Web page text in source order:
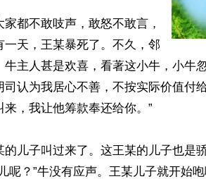
都不敢吱声，敢怒不敢言，
天，王某暴死了。不久，邻
主人甚是欢喜，看著这小牛，小牛
认为我居心不善，不按实际价值付
，我让他筹款奉还给你。”
儿子叫过来了。这王某的儿子也是
呢？”牛没有应声。王某儿子就开始